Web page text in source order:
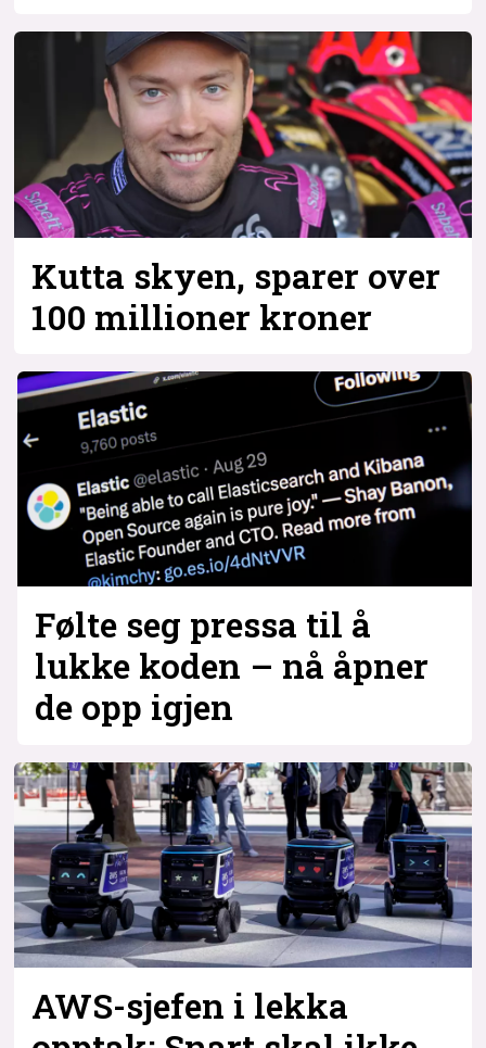
Kutta skyen, sparer over
100 millioner kroner
Følte seg pressa til å
lukke koden – nå åpner
de opp igjen
AWS-sjefen i lekka